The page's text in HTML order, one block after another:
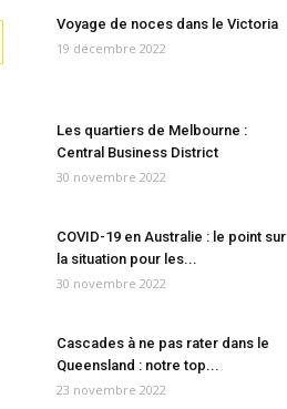
Voyage de noces dans le Victoria
19 décembre 2022
Les quartiers de Melbourne :
Central Business District
30 novembre 2022
COVID-19 en Australie : le point sur
la situation pour les...
30 novembre 2022
Cascades à ne pas rater dans le
Queensland : notre top...
23 novembre 2022